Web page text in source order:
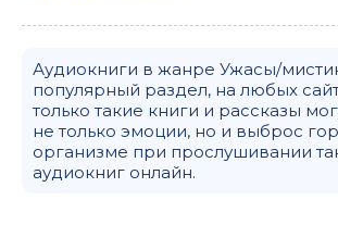
Аудиокниги в жанре Ужасы/
популярный раздел, на любых
только такие книги и рассказы
не только эмоции, но и выброс
организме при прослушивании
аудиокниг онлайн.